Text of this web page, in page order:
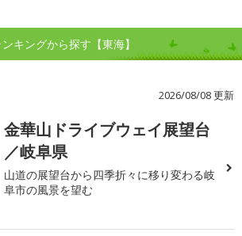
キングから探す【東海】
2026/08/08 更新
金華山ドライブウェイ展望台
／岐阜県
山道の展望台から四季折々に移り変わる岐
阜市の風景を望む